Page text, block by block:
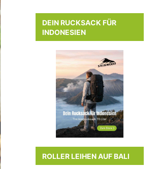
DEIN RUCKSACK FÜR
INDONESIEN
ROLLER LEIHEN AUF BALI